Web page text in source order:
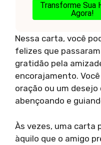
Transforme Sua
Agora!
Nessa carta, você
felizes que
gratidão pela
encorajamento.
oração ou um
abençoando e
Às vezes, uma carta
àquilo que o amigo